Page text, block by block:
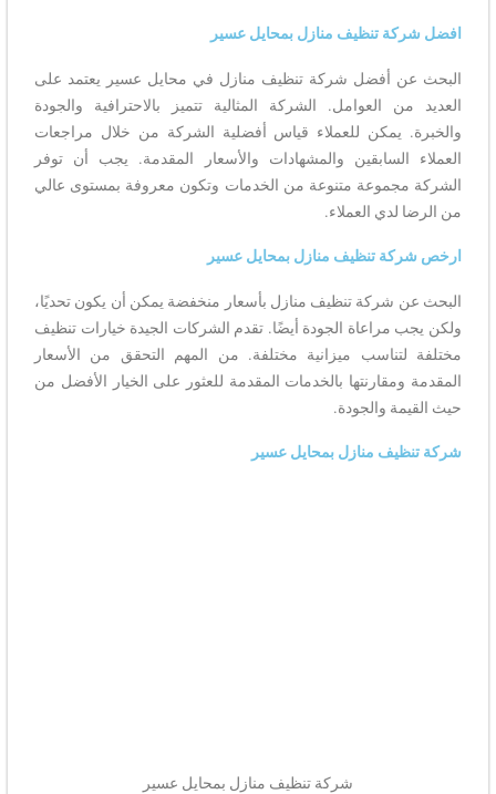
افضل شركة تنظيف منازل بمحايل عسير
البحث عن أفضل شركة تنظيف منازل في محايل عسير يعتمد على
العديد من العوامل. الشركة المثالية تتميز بالاحترافية والجودة
والخبرة. يمكن للعملاء قياس أفضلية الشركة من خلال مراجعات
العملاء السابقين والمشهادات والأسعار المقدمة. يجب أن توفر
الشركة مجموعة متنوعة من الخدمات وتكون معروفة بمستوى عالي
من الرضا لدي العملاء.
ارخص شركة تنظيف منازل بمحايل عسير
البحث عن شركة تنظيف منازل بأسعار منخفضة يمكن أن يكون تحديًا،
ولكن يجب مراعاة الجودة أيضًا. تقدم الشركات الجيدة خيارات تنظيف
مختلفة لتناسب ميزانية مختلفة. من المهم التحقق من الأسعار
المقدمة ومقارنتها بالخدمات المقدمة للعثور على الخيار الأفضل من
حيث القيمة والجودة.
شركة تنظيف منازل بمحايل عسير
شركة تنظيف منازل بمحايل عسير